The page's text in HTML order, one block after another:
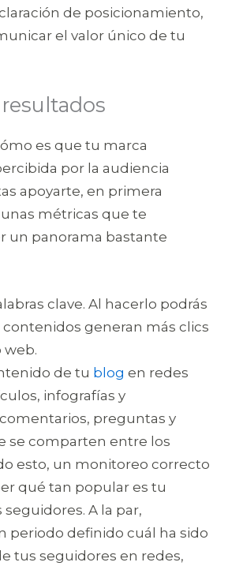
de posicionamiento,
el valor único de tu
es que tu marca
por la audiencia
apoyarte, en primera
métricas que te
un panorama bastante
clave. Al hacerlo podrás
generan más clics
web.
de tu blog en redes
infografías y
preguntas y
se comparten entre los
esto, un monitoreo correcto
qué tan popular es tu
A la par,
periodo definido cuál ha sido
tus seguidores en redes,